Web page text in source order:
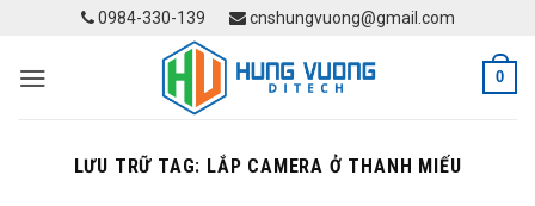
content
0984-330-139 cnshungvuong@gmail.com
0
LƯU TRỮ TAG: LẮP CAMERA Ở THANH MIẾU